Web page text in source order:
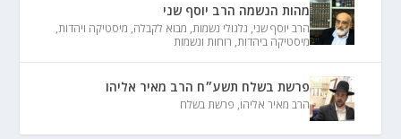
מהות הנשמה הרב יוסף שני
הרב יוסף שני, גלגולי נשמות, מבוא לקבלה, מיסטיקה ויהדות,
מיסטיקה ביהדות, רוחות ונשמות
פרשת בשלח תשע״ח הרב מאיר אליהו
הרב מאיר אליהו, פרשת בשלח